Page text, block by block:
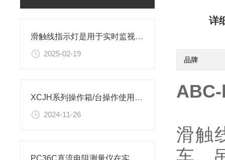
滑触线指示灯是用于实时监视滑触线电源信号
2025-02-19
XCJH系列操作箱/台操作使用方法
2024-11-26
PC36C直流电阻测量仪在实际应用中有3大功能
详
品牌
滑触